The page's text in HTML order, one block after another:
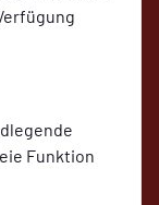
Funktion